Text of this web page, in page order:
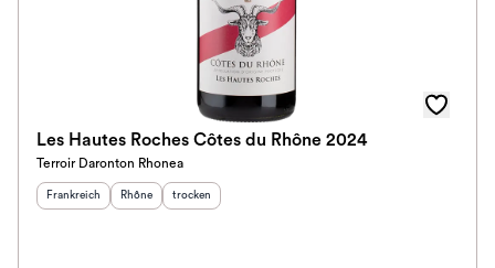
Les Hautes Roches Côtes du Rhône 2024
Terroir Daronton Rhonea
Herkunftsland
Frankreich Herkunftsregion:
Rhône Geschmack
trocken